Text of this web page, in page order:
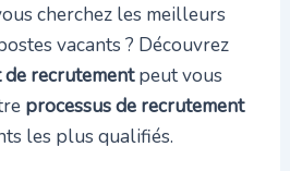
cherchez les meilleurs
vacants ? Découvrez
recrutementpeut vous
processus de recrutement
les plus qualifiés.